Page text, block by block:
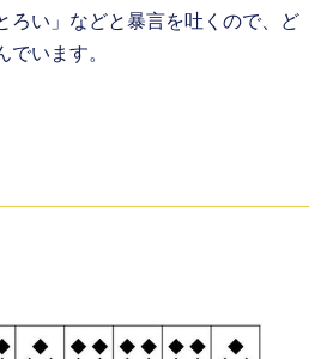
ろい」などと暴言を吐くので、ど
でいます。